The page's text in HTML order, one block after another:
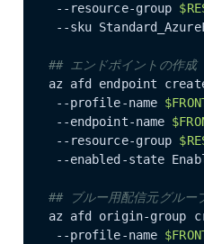
--resource-group
--sku
## エンドポイントの作成
az afd endpoint
--profile-name
--endpoint-name
--resource-group
--enabled-state
## ブルー用配信元グルー
az afd origin-group
--profile-name